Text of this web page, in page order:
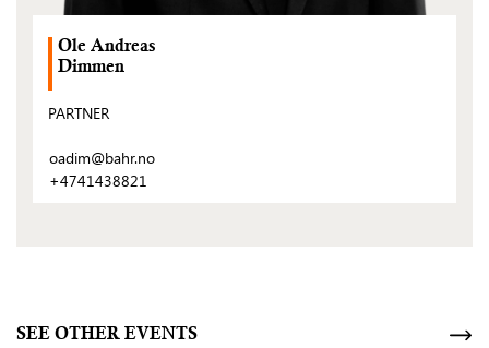
Ole Andreas
Dimmen
PARTNER
oadim@bahr.no
+4741438821
SEE OTHER EVENTS